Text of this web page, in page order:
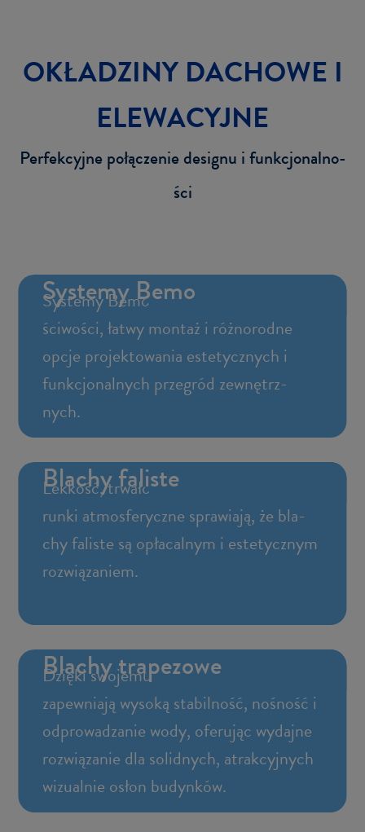
OKŁA­DZI­NY DA­CHO­WE I
ELE­WA­CYJ­NE
Per­fek­cyj­ne po­łą­cze­nie de­si­gnu i funk­cjo­nal­no­
ści
Sys­te­my Bemo
Sys­te­my Bemo ofe­ru­ją wy­jąt­ko­we wła­
ści­wo­ści, łatwy mon­taż i róż­no­rod­ne
opcje pro­jek­to­wa­nia es­te­tycz­nych i
funk­cjo­nal­nych prze­gród ze­wnętrz­
nych.
Bla­chy fa­li­ste
Lek­kość, trwa­łość i od­por­ność na wa­
run­ki at­mos­fe­rycz­ne spra­wia­ją, że bla­
chy fa­li­ste są opła­cal­nym i es­te­tycz­nym
roz­wią­za­niem.
Bla­chy tra­pe­zo­we
Dzię­ki swo­je­mu tra­pe­zo­we­mu pro­fi­lo­wi
za­pew­nia­ją wy­so­ką sta­bil­ność, no­śność i
od­pro­wa­dza­nie wody, ofe­ru­jąc wy­daj­ne
roz­wią­za­nie dla so­lid­nych, atrak­cyj­nych
wi­zu­al­nie osłon bu­dyn­ków.